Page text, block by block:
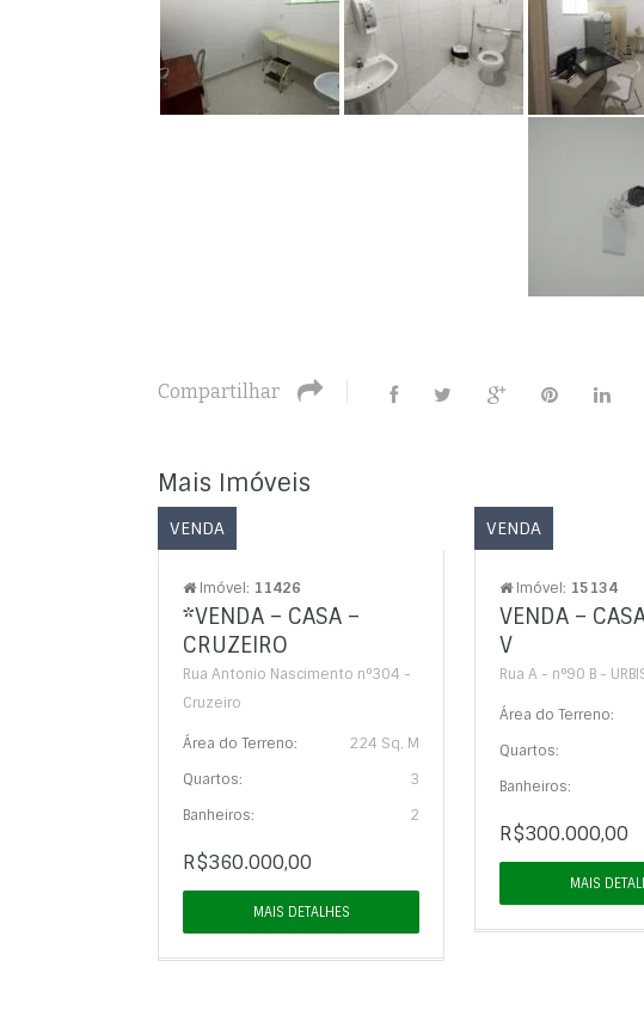
Compartilhar
Mais Imóveis
VENDA
Imóvel: 11426
*VENDA – CASA –
CRUZEIRO
Rua Antonio Nascimento n°304 -
Cruzeiro
Área do Terreno:
224 Sq. M
Quartos:
3
Banheiros:
2
R$360.000,00
MAIS DETALHES
VENDA
Imóvel: 15134
VENDA –
V
Rua A - n°90 B -
Área do Terreno:
Quartos:
Banheiros:
R$300.000,00
MAIS